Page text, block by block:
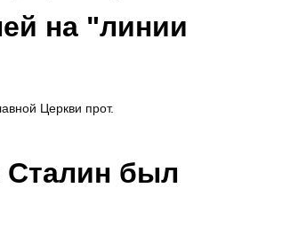
на "линии
Церкви прот.
был